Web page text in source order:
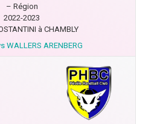
– Région
2022-2023
à CHAMBLY
WALLERS ARENBERG